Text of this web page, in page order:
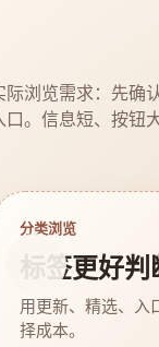
浏览需求：先确
。信息短、按钮
分类浏览
标签更好
用更新、精选、入
择成本。